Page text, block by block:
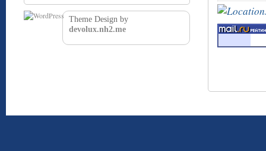
Theme Design by
devolux.nh2.me